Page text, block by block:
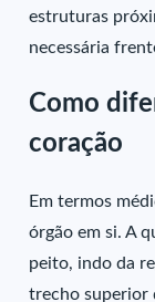
estruturas
necessária
Como
coração
Em termos
órgão em si. A
peito, indo da
trecho superior